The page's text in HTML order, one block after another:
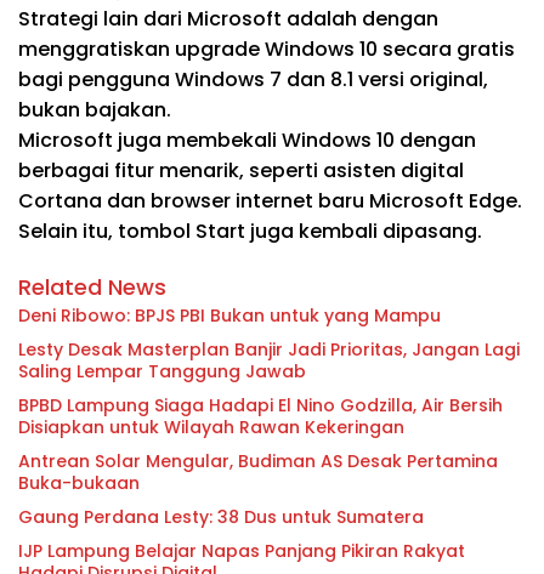
Strategi lain dari Microsoft adalah dengan
menggratiskan upgrade Windows 10 secara gratis
bagi pengguna Windows 7 dan 8.1 versi original,
bukan bajakan.
Microsoft juga membekali Windows 10 dengan
berbagai fitur menarik, seperti asisten digital
Cortana dan browser internet baru Microsoft Edge.
Selain itu, tombol Start juga kembali dipasang.
Related News
Deni Ribowo: BPJS PBI Bukan untuk yang Mampu
Lesty Desak Masterplan Banjir Jadi Prioritas, Jangan Lagi
Saling Lempar Tanggung Jawab
BPBD Lampung Siaga Hadapi El Nino Godzilla, Air Bersih
Disiapkan untuk Wilayah Rawan Kekeringan
Antrean Solar Mengular, Budiman AS Desak Pertamina
Buka-bukaan
Gaung Perdana Lesty: 38 Dus untuk Sumatera
IJP Lampung Belajar Napas Panjang Pikiran Rakyat